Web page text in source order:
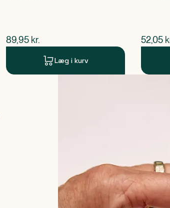
$nuværende pris
89,95 kr.
Læg i kurv
$
52,05